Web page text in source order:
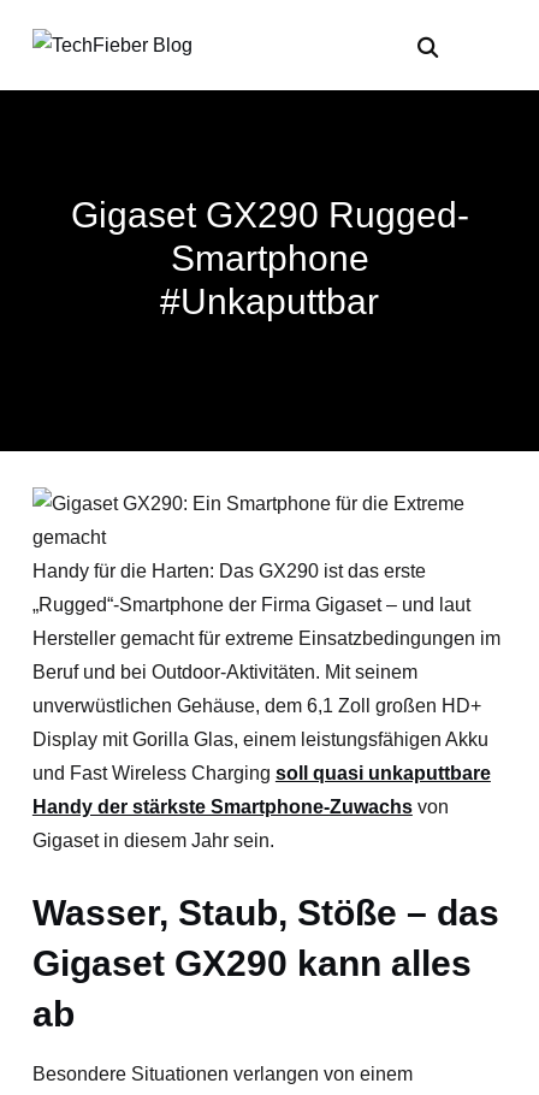
Gigaset GX290 Rugged-
Smartphone
#Unkaputtbar
Handy für die Harten: Das GX290 ist das erste
„Rugged“-Smartphone der Firma Gigaset – und laut
Hersteller gemacht für extreme Einsatzbedingungen im
Beruf und bei Outdoor-Aktivitäten. Mit seinem
unverwüstlichen Gehäuse, dem 6,1 Zoll großen HD+
Display mit Gorilla Glas, einem leistungsfähigen Akku
und Fast Wireless Charging soll quasi unkaputtbare
Handy der stärkste Smartphone-Zuwachsvon
Gigaset in diesem Jahr sein.
Wasser, Staub, Stöße – das
Gigaset GX290 kann alles
ab
Besondere Situationen verlangen von einem